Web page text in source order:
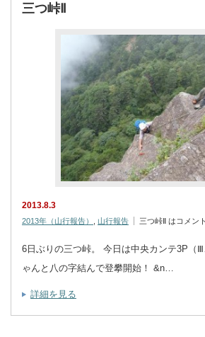
三つ峠Ⅱ
2013.8.3
2013年（山行報告） 山行報告 三つ峠Ⅱ は コメン
6日ぶりの三つ峠。 今日は中央カンテ3P
ゃんと八の字結んで登攀開始！ &n…
詳細を見る